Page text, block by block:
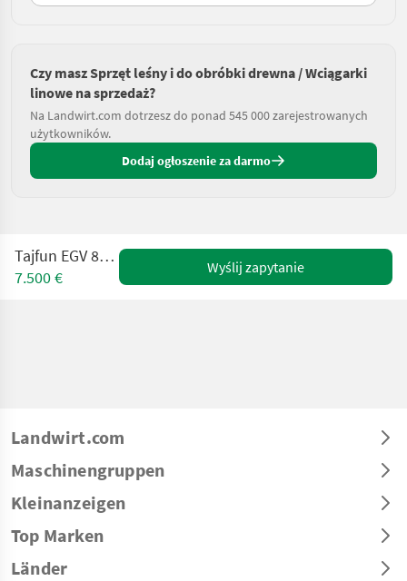
Czy masz Sprzęt leśny i do obróbki drewna / Wciągarki
linowe na sprzedaż?
Na Landwirt.com dotrzesz do ponad 545 000 zarejestrowanych
użytkowników.
Dodaj ogłoszenie za darmo
Tajfun EGV 85 AHK SG
7.500 €
Wyślij zapytanie
Landwirt.com
Maschinengruppen
Kleinanzeigen
Top Marken
Länder